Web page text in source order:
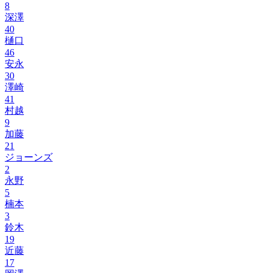
8
深澤
40
樋口
46
安永
30
澤崎
41
村越
9
加藤
21
ジョーンズ
2
永野
5
楠本
3
鈴木
19
近藤
17